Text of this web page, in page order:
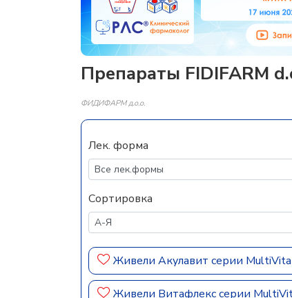
Препараты FIDIFARM
ФИДИФАРМ д.о.о.
Лек. форма
Сортировка
Живели Акулавит серии MultiVita
Живели Витафлекс cерии